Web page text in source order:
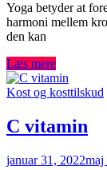
Yoga betyder at
harmoni mellem
den kan
Læs mere
Kost og kosttilskud
C vitamin
januar 31, 2022maj